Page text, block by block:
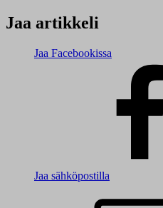
Jaa artikkeli
Jaa Facebookissa
Jaa sähköpostilla